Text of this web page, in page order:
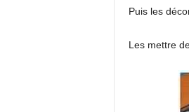
Puis les
Les mettre